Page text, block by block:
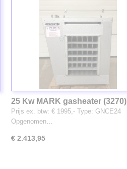
25 Kw MARK gasheater (3270)
voorzien van centrifugaal
ventilator
Prijs ex. btw: € 1995,- Type: GNCE24
Opgenomen…
€ 2.413,95